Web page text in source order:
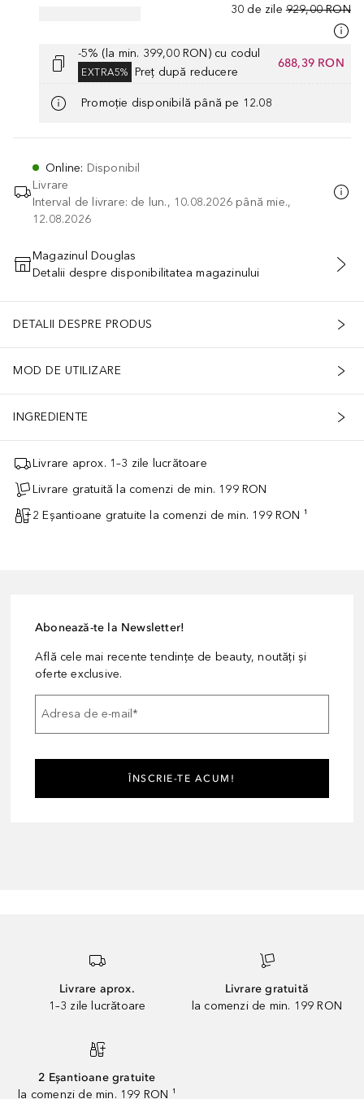
30 de zile 929,00 RON
-5% (la min. 399,00 RON) cu codul
EXTRA5% Preț după reducere
688,39 RON
Promoție disponibilă până pe 12.08
Online: Disponibil
Livrare
Interval de livrare: de lun., 10.08.2026 până mie.,
12.08.2026
ADĂUGAȚI ÎN COŞ
Magazinul Douglas
Detalii despre disponibilitatea magazinului
DETALII DESPRE PRODUS
MOD DE UTILIZARE
INGREDIENTE
Livrare aprox. 1–3 zile lucrătoare
Livrare gratuită la comenzi de min. 199 RON
2 Eșantioane gratuite la comenzi de min. 199 RON ¹
Abonează-te la Newsletter!
Află cele mai recente tendințe de beauty, noutăți și
oferte exclusive.
Adresa de e-mail*
ÎNSCRIE-TE ACUM!
Livrare aprox.
1–3 zile lucrătoare
Livrare gratuită
la comenzi de min. 199 RON
2 Eșantioane gratuite
la comenzi de min. 199 RON ¹